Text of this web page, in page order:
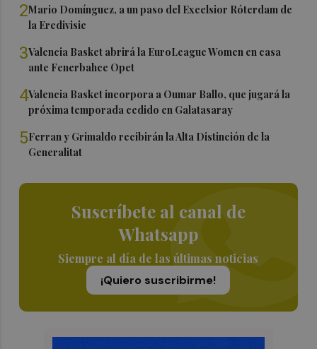
2Mario Domínguez, a un paso del Excelsior Róterdam de
la Eredivisie
3Valencia Basket abrirá la EuroLeague Women en casa
ante Fenerbahce Opet
4Valencia Basket incorpora a Oumar Ballo, que jugará la
próxima temporada cedido en Galatasaray
5Ferran y Grimaldo recibirán la Alta Distinción de la
Generalitat
Suscríbete al canal de
Whatsapp
Siempre al día de las últimas noticias
¡Quiero suscribirme!